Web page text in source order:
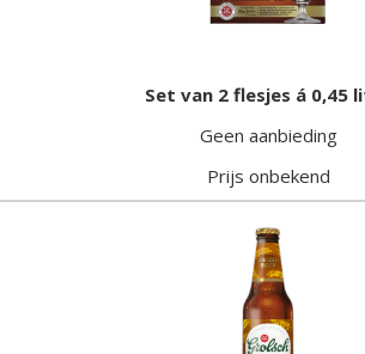
Set van 2 flesjes á 0,45
Geen aanbieding
Prijs onbekend